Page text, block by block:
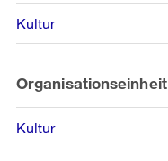
Kultur
Organisationseinheit
Kultur